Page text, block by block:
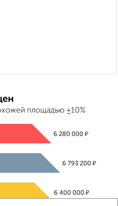
площадью ±10%
6 280 000₽
6 793 200 ₽
6 400 000 ₽